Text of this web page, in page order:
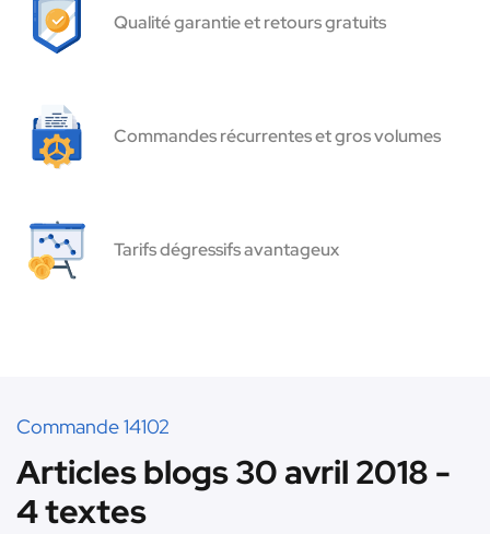
Qualité garantie et retours gratuits
Commandes récurrentes et gros volumes
Tarifs dégressifs avantageux
Commande 14102
Articles blogs 30 avril 2018 -
4 textes